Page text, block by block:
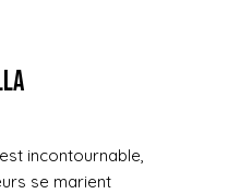
incontournable,
se marient